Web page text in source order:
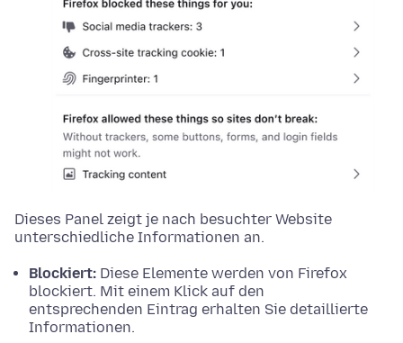
Dieses Panel zeigt je nach besuchter Website
unterschiedliche Informationen an.
Blockiert: Diese Elemente werden von Firefox
blockiert. Mit einem Klick auf den
entsprechenden Eintrag erhalten Sie detaillierte
Informationen.